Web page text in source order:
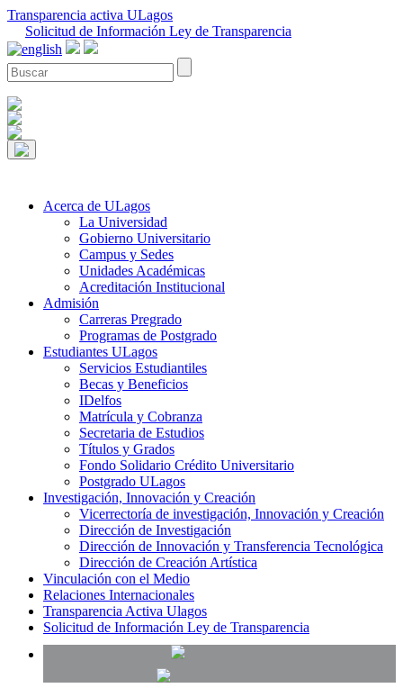
Transparencia activa ULagos
Solicitud de Información Ley de Transparencia
Acerca de ULagos
La Universidad
Gobierno Universitario
Campus y Sedes
Unidades Académicas
Acreditación Institucional
Admisión
Carreras Pregrado
Programas de Postgrado
Estudiantes ULagos
Servicios Estudiantiles
Becas y Beneficios
IDelfos
Matrícula y Cobranza
Secretaria de Estudios
Títulos y Grados
Fondo Solidario Crédito Universitario
Postgrado ULagos
Investigación, Innovación y Creación
Vicerrectoría de investigación, Innovación y Creación
Dirección de Investigación
Dirección de Innovación y Transferencia Tecnológica
Dirección de Creación Artística
Vinculación con el Medio
Relaciones Internacionales
Transparencia Activa Ulagos
Solicitud de Información Ley de Transparencia